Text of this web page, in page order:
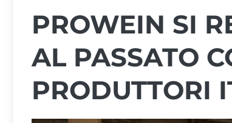
PROWEIN SI
AL PASSATO
PRODUTTORI